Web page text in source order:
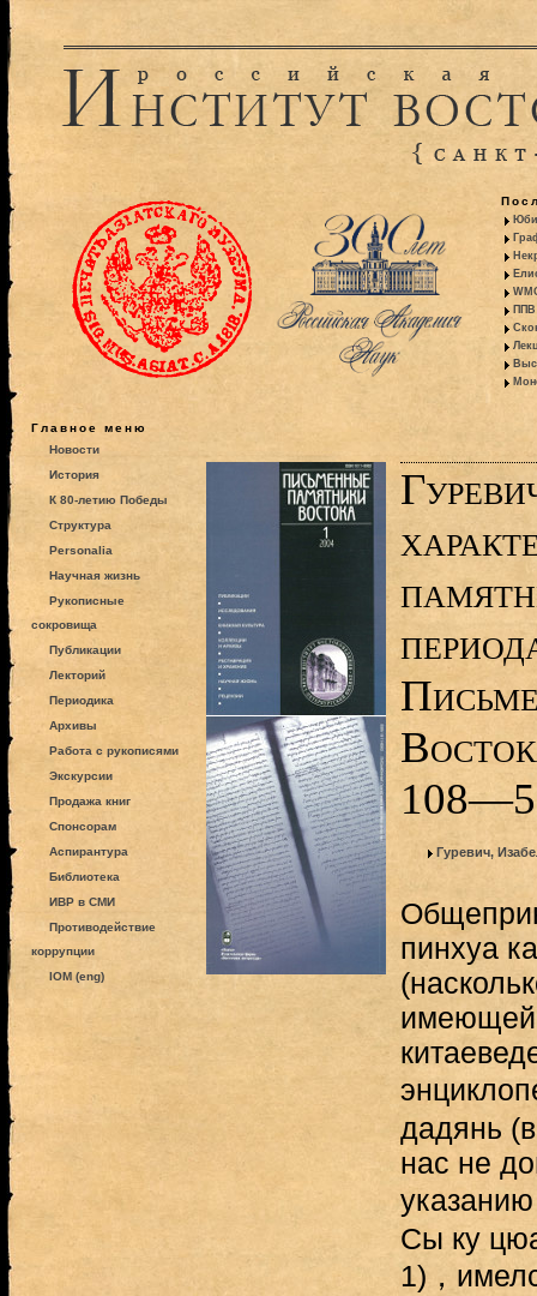
ППВ
Главное меню
Новости
История
К 80-летию Победы
Структура
Personalia
Научная жизнь
Рукописные
сокровища
Публикации
Лекторий
Периодика
Архивы
Работа с рукописями
Экскурсии
Продажа книг
Спонсорам
Аспирантура
Библиотека
ИВР в СМИ
Противодействие
коррупции
IOM (eng)
Гуревич,
пинхуа
дадянь
нас не
Сы ку
1)，